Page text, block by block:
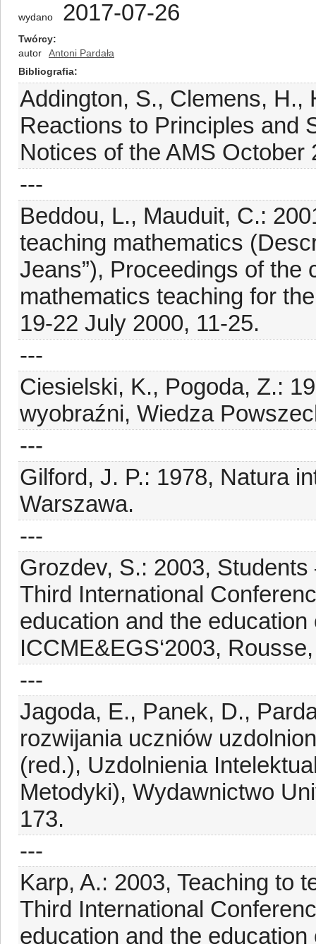
wydano 2017-07-26
Twórcy
autor
Antoni Pardała
Bibliografia
Addington, S., Clemens, H.,
Reactions to Principles and
Notices of the AMS October
---
Beddou, L., Mauduit, C.:
teaching mathematics
Jeans”), Proceedings of the
mathematics teaching for
19-22 July 2000, 11-25.
---
Ciesielski, K., Pogoda, Z.:
wyobraźni, Wiedza
---
Gilford, J. P.: 1978, Natura
Warszawa.
---
Grozdev, S.: 2003,
Third International
education and the
ICCME&EGS‘2003,
---
Jagoda, E., Panek, D.,
rozwijania uczniów
(red.), Uzdolnienia
Metodyki), Wydawnictwo
173.
---
Karp, A.: 2003, Teaching to
Third International
education and the